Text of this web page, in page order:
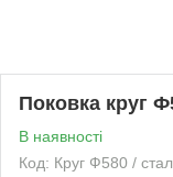
Поковка круг
В наявності
Код: Круг Ф580 /